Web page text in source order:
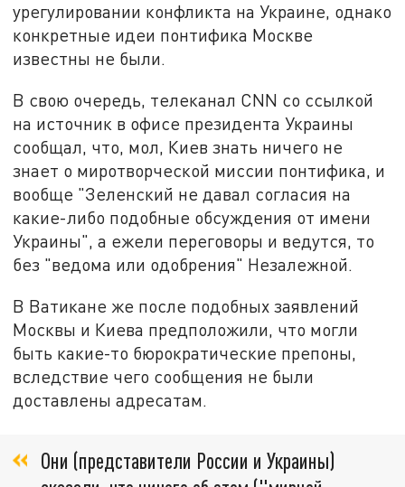
урегулировании конфликта на Украине, однако
конкретные идеи понтифика Москве
известны не были.
В свою очередь, телеканал CNN со ссылкой
на источник в офисе президента Украины
сообщал, что, мол, Киев знать ничего не
знает о миротворческой миссии понтифика, и
вообще "Зеленский не давал согласия на
какие-либо подобные обсуждения от имени
Украины", а ежели переговоры и ведутся, то
без "ведома или одобрения" Незалежной.
В Ватикане же после подобных заявлений
Москвы и Киева предположили, что могли
быть какие-то бюрократические препоны,
вследствие чего сообщения не были
доставлены адресатам.
Они (представители России и Украины)